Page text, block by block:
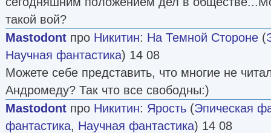
такой вой?
Mastodont про Никитин: На Темной Стороне (
Научная фантастика) 14 08
Можете себе представить, что многие не
Андромеду? Так что все свободны:)
Mastodont про Никитин: Ярость (Эпическая
фантастика, Научная фантастика) 14 08